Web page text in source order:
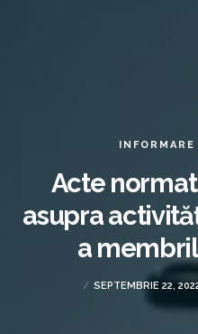
Acte
asupra
a
SEPTEMBRIE 22,